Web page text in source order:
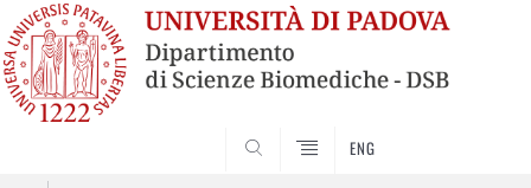
ENG